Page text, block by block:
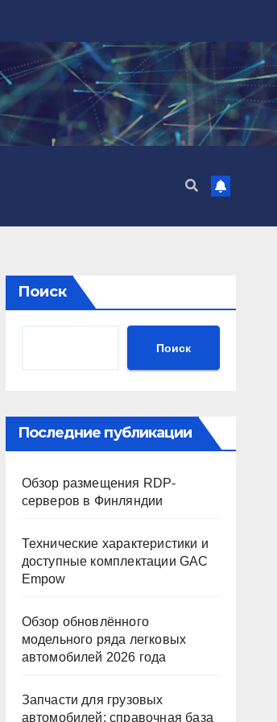
Поиск
Поиск
Последние публикации
Обзор размещения RDP-
серверов в Финляндии
Технические характеристики и
доступные комплектации GAC
Empow
Обзор обновлённого
модельного ряда легковых
автомобилей 2026 года
Запчасти для грузовых
автомобилей: справочная база